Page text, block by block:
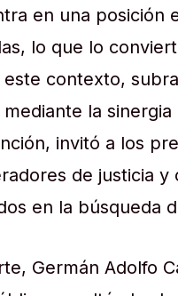
en una posición
lo que lo
este contexto,
la
invitó a los
de justicia
en la búsqueda
Germán Adolfo